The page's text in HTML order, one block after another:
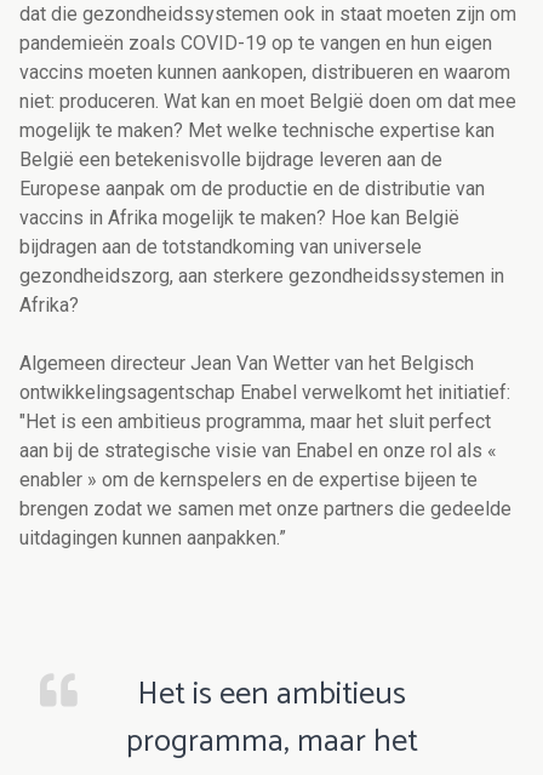
dat die gezondheidssystemen ook in staat moeten zijn om
pandemieën zoals COVID-19 op te vangen en hun eigen
vaccins moeten kunnen aankopen, distribueren en waarom
niet: produceren. Wat kan en moet België doen om dat mee
mogelijk te maken? Met welke technische expertise kan
België een betekenisvolle bijdrage leveren aan de
Europese aanpak om de productie en de distributie van
vaccins in Afrika mogelijk te maken? Hoe kan België
bijdragen aan de totstandkoming van universele
gezondheidszorg, aan sterkere gezondheidssystemen in
Afrika?
Algemeen directeur Jean Van Wetter van het Belgisch
ontwikkelingsagentschap Enabel verwelkomt het initiatief:
"Het is een ambitieus programma, maar het sluit perfect
aan bij de strategische visie van Enabel en onze rol als «
enabler » om de kernspelers en de expertise bijeen te
brengen zodat we samen met onze partners die gedeelde
uitdagingen kunnen aanpakken.”
Het is een ambitieus
programma, maar het